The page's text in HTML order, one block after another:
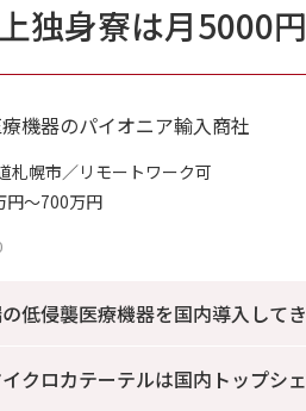
独身寮は月5000
機器のパイオニア輸入商社
札幌市／リモートワーク可
円～700万円
低侵襲医療機器を国内導入して
クロカテーテルは国内トップシ